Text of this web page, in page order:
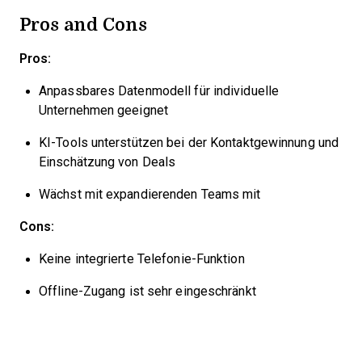
Pros and Cons
Pros:
Anpassbares Datenmodell für individuelle
Unternehmen geeignet
KI-Tools unterstützen bei der Kontaktgewinnung und
Einschätzung von Deals
Wächst mit expandierenden Teams mit
Cons:
Keine integrierte Telefonie-Funktion
Offline-Zugang ist sehr eingeschränkt